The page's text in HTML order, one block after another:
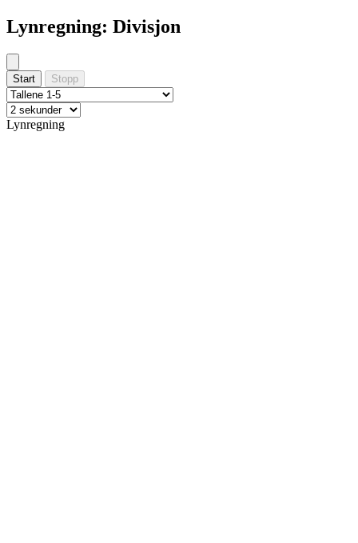
Lynregning: Divisjon
Start Stopp
Lynregning